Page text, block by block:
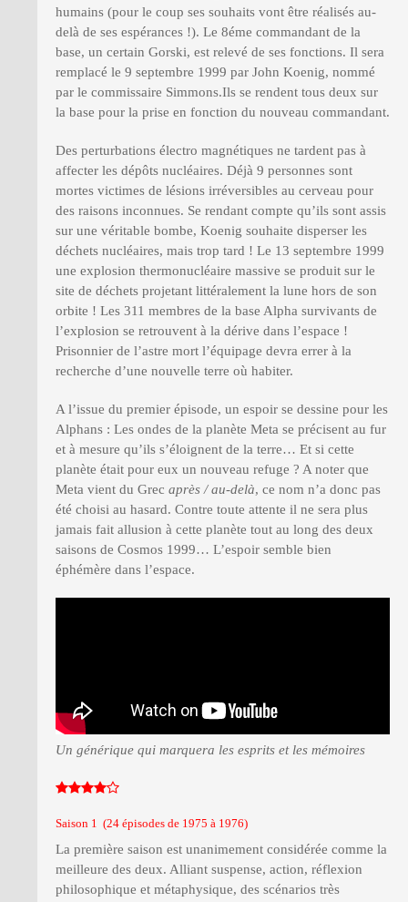
humains (pour le coup ses souhaits vont être réalisés au-
delà de ses espérances !). Le 8éme commandant de la
base, un certain Gorski, est relevé de ses fonctions. Il sera
remplacé le 9 septembre 1999 par John Koenig, nommé
par le commissaire Simmons.Ils se rendent tous deux sur
la base pour la prise en fonction du nouveau commandant.
Des perturbations électro magnétiques ne tardent pas à
affecter les dépôts nucléaires. Déjà 9 personnes sont
mortes victimes de lésions irréversibles au cerveau pour
des raisons inconnues. Se rendant compte qu’ils sont assis
sur une véritable bombe, Koenig souhaite disperser les
déchets nucléaires, mais trop tard ! Le 13 septembre 1999
une explosion thermonucléaire massive se produit sur le
site de déchets projetant littéralement la lune hors de son
orbite ! Les 311 membres de la base Alpha survivants de
l’explosion se retrouvent à la dérive dans l’espace !
Prisonnier de l’astre mort l’équipage devra errer à la
recherche d’une nouvelle terre où habiter.
A l’issue du premier épisode, un espoir se dessine pour les
Alphans : Les ondes de la planète Meta se précisent au fur
et à mesure qu’ils s’éloignent de la terre… Et si cette
planète était pour eux un nouveau refuge ? A noter que
Meta vient du Grec après / au-delà, ce nom n’a donc pas
été choisi au hasard. Contre toute attente il ne sera plus
jamais fait allusion à cette planète tout au long des deux
saisons de Cosmos 1999… L’espoir semble bien
éphémère dans l’espace.
Un générique qui marquera les esprits et les mémoires
Saison 1 (24 épisodes de 1975 à 1976)
La première saison est unanimement considérée comme la
meilleure des deux. Alliant suspense, action, réflexion
philosophique et métaphysique, des scénarios très